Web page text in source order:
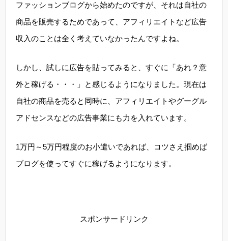
ファッションブログから始めたのですが、それは自社の
商品を販売するためであって、アフィリエイトなど広告
収入のことは全く考えていなかったんですよね。
しかし、試しに広告を貼ってみると、すぐに「あれ？意
外と稼げる・・・」と感じるようになりました。現在は
自社の商品を売ると同時に、アフィリエイトやグーグル
アドセンスなどの広告事業にも力を入れています。
1万円～5万円程度のお小遣いであれば、コツさえ掴めば
ブログを使ってすぐに稼げるようになります。
スポンサードリンク